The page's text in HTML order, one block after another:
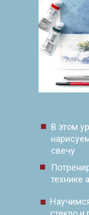
В этом
свечу
технике